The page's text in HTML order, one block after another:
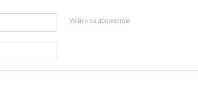
Увійти за допомогою